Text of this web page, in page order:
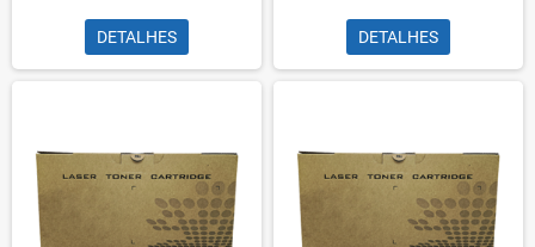
DETALHES DETALHES